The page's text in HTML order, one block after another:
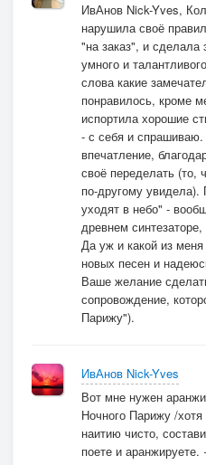
ИвАнов Nick-Yves,
нарушила своё
"на заказ", и
умного и
слова какие
понравилось, кроме
испортила хорошие
- с себя и
впечатление,
своё переделать (то,
по-другому
уходят в небо" -
древнем
Да уж и какой из
новых песен и
Ваше желание
сопровождение,
Парижу").
ИвАнов Nick-Yves
Вот мне нужен
Ночного Парижу /
наитию чисто,
поете и аранжируете.